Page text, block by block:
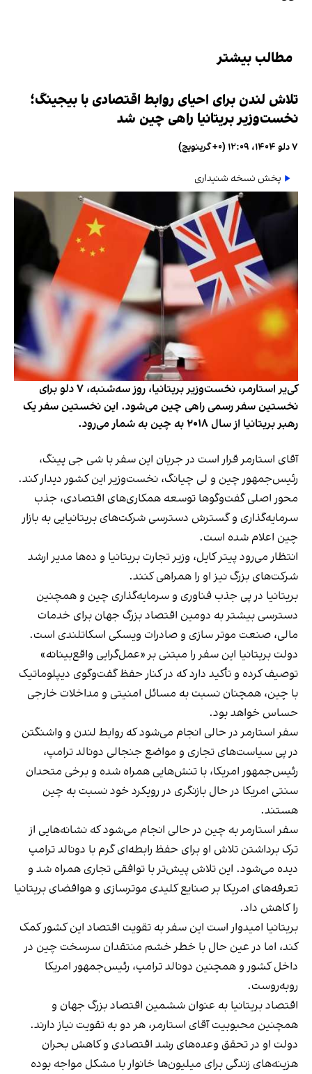
مطالب بیشتر
تلاش لندن برای احیای روابط اقتصادی با بیجینگ؛
نخست‌وزیر بریتانیا راهی چین شد
۷ دلو ۱۴۰۴، ۱۲:۰۹ (‎+۰ گرینویچ)
پخش نسخه شنیداری
کی‌یر استارمر، نخست‌وزیر بریتانیا، روز سه‌شنبه، ۷ دلو برای
نخستین سفر رسمی راهی چین می‌شود. این نخستین سفر یک
رهبر بریتانیا از سال ۲۰۱۸ به چین به شمار می‌رود.
آقای استارمر قرار است در جریان این سفر با شی جی پینگ،
رئیس‌جمهور چین و لی چیانگ، نخست‌وزیر این کشور دیدار کند.
محور اصلی گفت‌وگوها توسعه همکاری‌های اقتصادی، جذب
سرمایه‌گذاری و گسترش دسترسی شرکت‌های بریتانیایی به بازار
چین اعلام شده است.
انتظار می‌رود پیتر کایل، وزیر تجارت بریتانیا و ده‌ها مدیر ارشد
شرکت‌های بزرگ نیز او را همراهی کنند.
بریتانیا در پی جذب فناوری و سرمایه‌گذاری چین و همچنین
دسترسی بیشتر به دومین اقتصاد بزرگ جهان برای خدمات
مالی، صنعت موتر سازی و صادرات ویسکی اسکاتلندی است.
دولت بریتانیا این سفر را مبتنی بر «عمل‌گرایی واقع‌بینانه»
توصیف کرده و تأکید دارد که در کنار حفظ گفت‌وگوی دیپلوماتیک
با چین، همچنان نسبت به مسائل امنیتی و مداخلات خارجی
حساس خواهد بود.
سفر استارمر در حالی انجام می‌شود که روابط لندن و واشنگتن
در پی سیاست‌های تجاری و مواضع جنجالی دونالد ترامپ،
رئیس‌جمهور امریکا، با تنش‌هایی همراه شده و برخی متحدان
سنتی امریکا در حال بازنگری در رویکرد خود نسبت به چین
هستند.
سفر استارمر به چین در حالی انجام می‌شود که نشانه‌هایی از
ترک برداشتن تلاش او برای حفظ رابطه‌ای گرم با دونالد ترامپ
دیده می‌شود. این تلاش پیش‌تر با توافقی تجاری همراه شد و
تعرفه‌های امریکا بر صنایع کلیدی موترسازی و هوافضای بریتانیا
را کاهش داد.
بریتانیا امیدوار است این سفر به تقویت اقتصاد این کشور کمک
کند، اما در عین حال با خطر خشم منتقدان سرسخت چین در
داخل کشور و همچنین دونالد ترامپ، رئیس‌جمهور امریکا
روبه‌روست.
اقتصاد بریتانیا به عنوان ششمین اقتصاد بزرگ جهان و
همچنین محبوبیت آقای استارمر، هر دو به تقویت نیاز دارند.
دولت او در تحقق وعده‌های رشد اقتصادی و کاهش بحران
هزینه‌های زندگی برای میلیون‌ها خانوار با مشکل مواجه بوده